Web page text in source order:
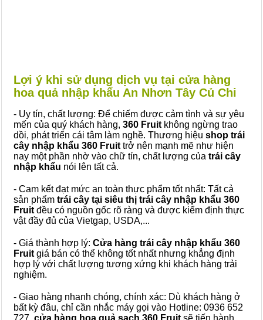
Lợi ý khi sử dụng dịch vụ tại cửa hàng
hoa quả nhập khẩu An Nhơn Tây Củ Chi
- Uy tín, chất lượng: Để chiếm được cảm tình và sự yêu
mến của quý khách hàng, 360 Fruit không ngừng trao
dồi, phát triển cái tâm làm nghề. Thương hiệu shop trái
cây nhập khẩu 360 Fruit trở nên mạnh mẽ như hiện
nay một phần nhờ vào chữ tín, chất lượng của trái cây
nhập khẩu nói lên tất cả.
- Cam kết đạt mức an toàn thực phẩm tốt nhất: Tất cả
sản phẩm trái cây tại siêu thị trái cây nhập khẩu 360
Fruit đều có nguồn gốc rõ ràng và được kiểm định thực
vật đầy đủ của Vietgap, USDA,...
- Giá thành hợp lý: Cửa hàng trái cây nhập khẩu 360
Fruit giá bán có thể không tốt nhất nhưng khẳng định
hợp lý với chất lượng tương xứng khi khách hàng trải
nghiệm.
- Giao hàng nhanh chóng, chính xác: Dù khách hàng ở
bất kỳ đâu, chỉ cần nhắc máy gọi vào Hotline: 0936 652
727, cửa hàng hoa quả sạch 360 Fruit sẽ tiến hành